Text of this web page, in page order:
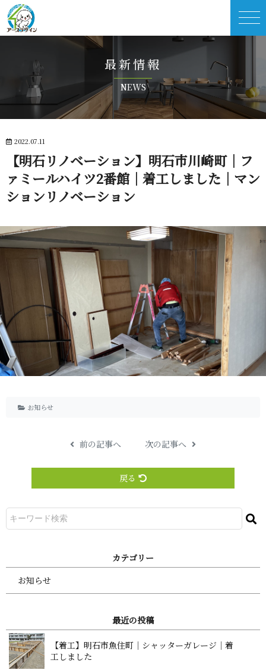
最 新 情 報
N E W S
2022.07.11
【明石リノベーション】明石市川崎町｜フ
ァミールハイツ2番館｜着工しました｜マン
ションリノベ ー シ ョ ン
お知らせ
前の記事へ 次の記事へ
戻る
カ テ ゴ リ ー
お知らせ
最 近 の 投 稿
【着工】明石市魚住町｜シャッターガレージ｜着
工 し ま し た